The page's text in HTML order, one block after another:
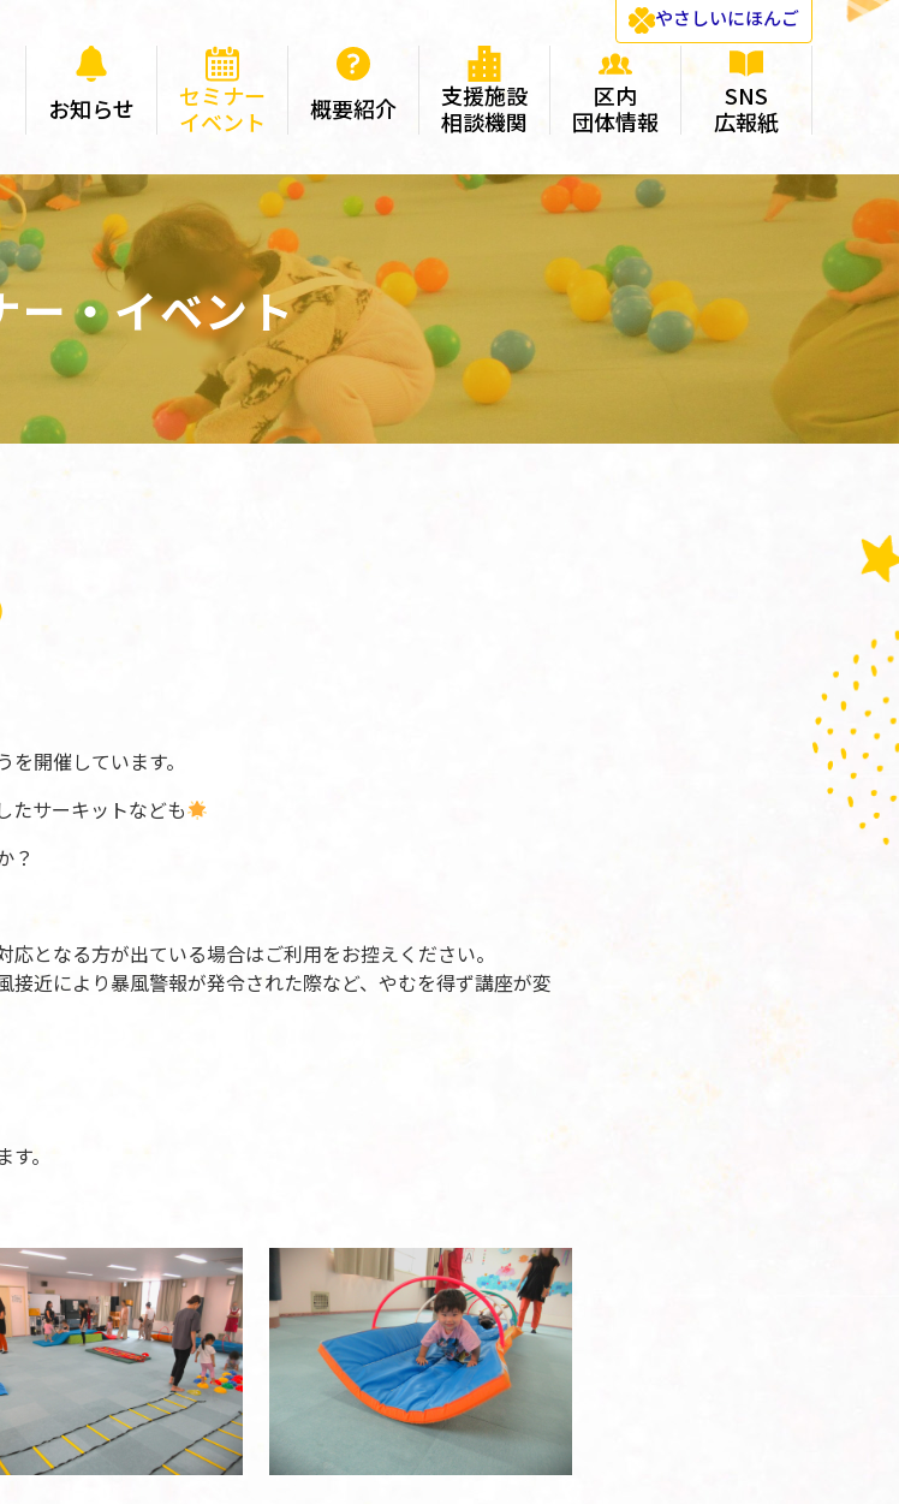
やさしいにほんご
お知らせ
セミナー
イベント
概要紹介
支援施設
相談機関
区内
団体情報
SNS
広報紙
ー・イベント
開催しています。
たサーキットなども
？
となる方が出ている場合はご利用をお控えください。
近により暴風警報が発令された際など、やむを得ず講座が変
。